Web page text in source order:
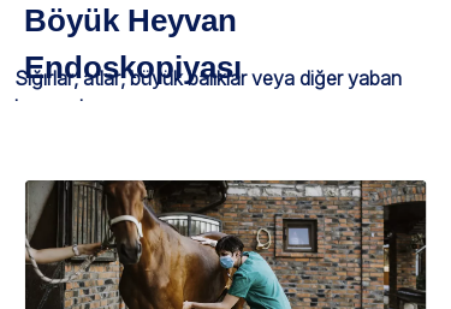
Böyük Heyvan
Endoskopiyası
Sığırlar, atlar, büyük balıklar veya diğer yaban
hayvanları.